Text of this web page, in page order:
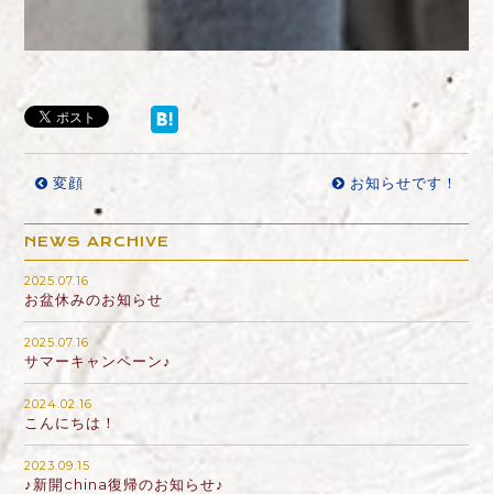
変顔 お知らせです！
NEWS ARCHIVE
2025.07.16
お盆休みのお知らせ
2025.07.16
サマーキャンペーン♪
2024.02.16
こんにちは！
2023.09.15
♪新開china復帰のお知らせ♪